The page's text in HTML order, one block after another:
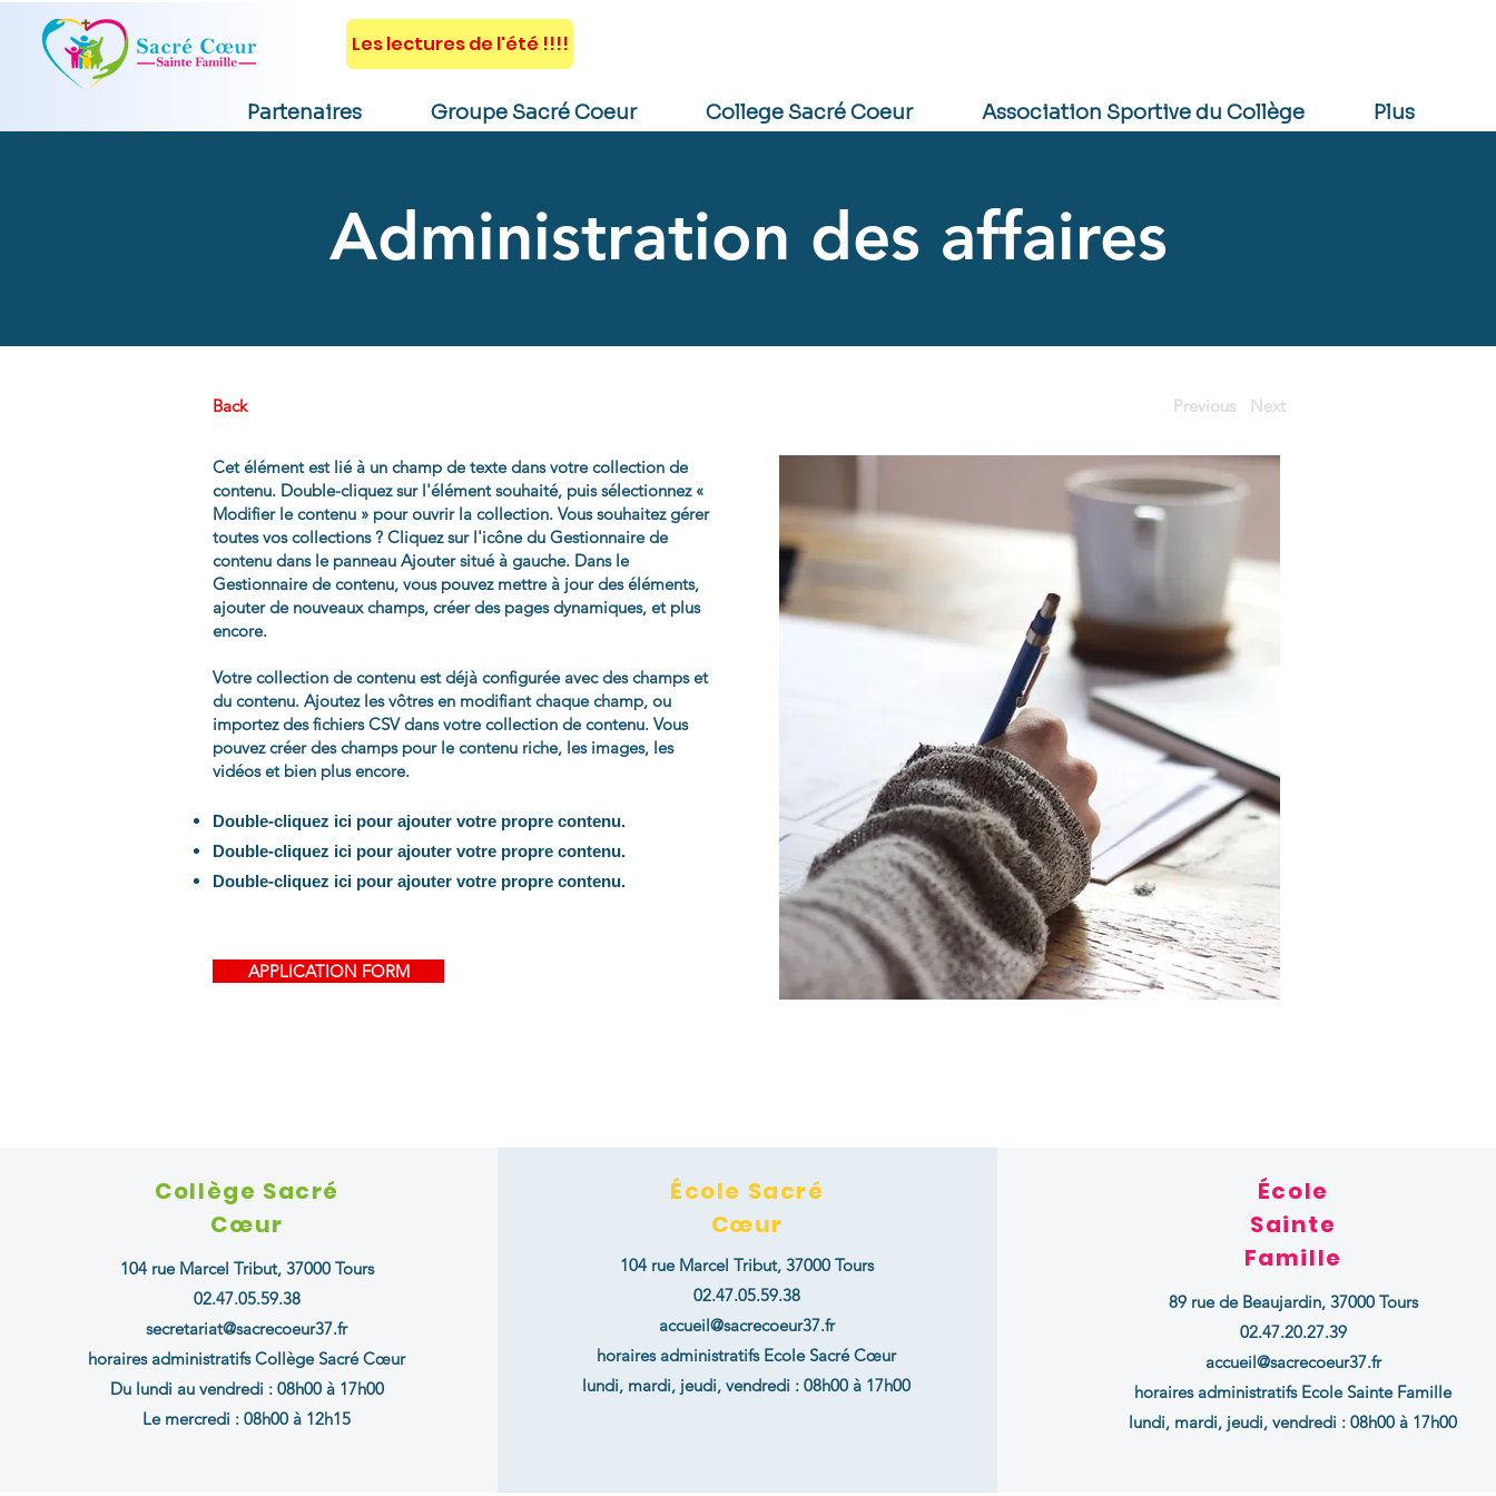
Les lectures de l'été !!!!
Partenaires Groupe Sacré Coeur College Sacré Coeur Association Sportive du Collège Plus
Administration des affaires
Back
Cet élément est lié à un champ de texte dans votre collection de
contenu. Double-cliquez sur l'élément souhaité, puis sélectionnez «
Modifier le contenu » pour ouvrir la collection. Vous souhaitez gérer
toutes vos collections ? Cliquez sur l'icône du Gestionnaire de
contenu dans le panneau Ajouter situé à gauche. Dans le
Gestionnaire de contenu, vous pouvez mettre à jour des éléments,
ajouter de nouveaux champs, créer des pages dynamiques, et plus
encore.
Votre collection de contenu est déjà configurée avec des champs et
du contenu. Ajoutez les vôtres en modifiant chaque champ, ou
importez des fichiers CSV dans votre collection de contenu. Vous
pouvez créer des champs pour le contenu riche, les images, les
vidéos et bien plus encore.
Double-cliquez ici pour ajouter votre propre contenu.
Double-cliquez ici pour ajouter votre propre contenu.
Double-cliquez ici pour ajouter votre propre contenu.
APPLICATION FORM
Previous Next
Collège Sacré
Cœur
104 rue Marcel Tribut, 37000 Tours
02.47.05.59.38
secretariat@sacrecoeur37.fr
horaires administratifs Collège Sacré Cœur
Du lundi au vendredi : 08h00 à 17h00
Le mercredi : 08h00 à 12h15
École Sacré
Cœur
104 rue Marcel Tribut, 37000 Tours
02.47.05.59.38
accueil@sacrecoeur37.fr
horaires administratifs Ecole Sacré Cœur
lundi, mardi, jeudi, vendredi : 08h00 à 17h00
École
Sainte
Famille
89 rue de Beaujardin, 37000 Tours
02.47.20.27.39
accueil@sacrecoeur37.fr
horaires administratifs Ecole Sainte Famille
lundi, mardi, jeudi, vendredi : 08h00 à 17h00